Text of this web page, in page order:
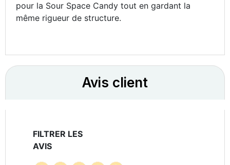
pour la Sour Space Candy tout en gardant la
même rigueur de structure.
Avis client
FILTRER LES
AVIS